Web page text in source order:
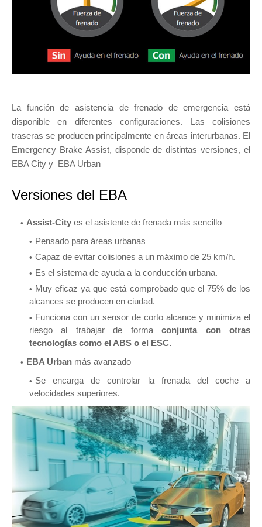
La función de asistencia de frenado de emergencia está
disponible en diferentes configuraciones. Las colisiones
traseras se producen principalmente en áreas interurbanas. El
Emergency Brake Assist, disponde de distintas versiones, el
EBA City y EBA Urban
Versiones del EBA
Assist-City es el asistente de frenada más sencillo
Pensado para áreas urbanas
Capaz de evitar colisiones a un máximo de 25 km/h.
Es el sistema de ayuda a la conducción urbana.
Muy eficaz ya que está comprobado que el 75% de los
alcances se producen en ciudad.
Funciona con un sensor de corto alcance y minimiza el
riesgo al trabajar de formaconjunta con otras
tecnologías como el ABS o el ESC.
EBA Urban más avanzado
Se encarga de controlar la frenada del coche a
velocidades superiores.